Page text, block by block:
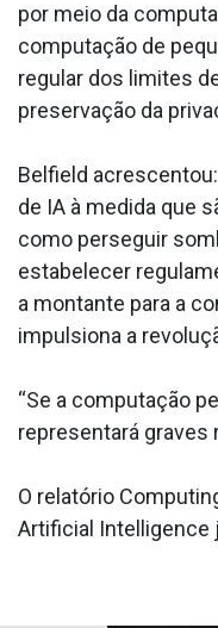
por meio da
computação de
regular dos limites
preservação da
Belfield
de IA à medida que
como perseguir
estabelecer
a montante para a
impulsiona a
“Se a computação
representará graves
O relatório
Artificial Intelligence